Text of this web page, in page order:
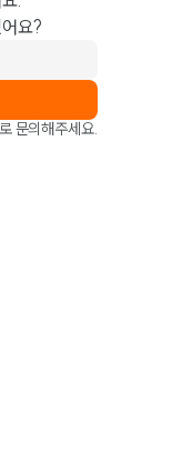
요?
로 문의해주세요.